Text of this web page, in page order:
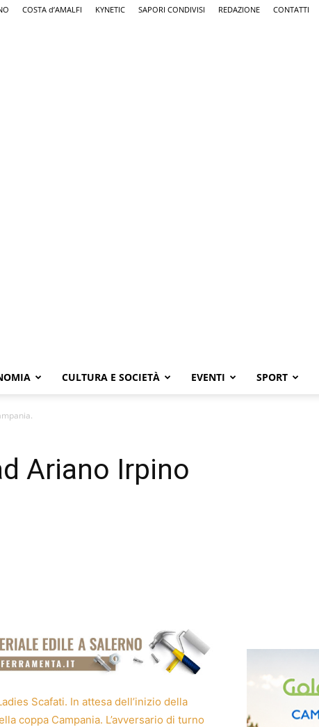
COSTA d’AMALFI KYNETIC SAPORI CONDIVISI REDAZIONE CONTATTI
CULTURA E SOCIETÀ EVENTI SPORT
Ariano Irpino
Scafati. In attesa dell’inizio della
coppa Campania. L’avversario di turno